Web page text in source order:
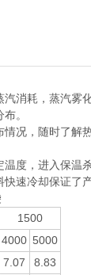
消耗，蒸汽雾
。
况，随时了解
度，进入保温
速冷却保证了
1500
4000 5000
7.07 8.83